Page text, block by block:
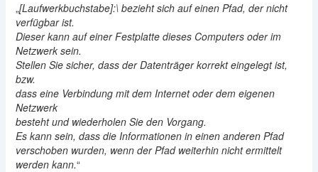
„[Laufwerkbuchstabe]:\ bezieht sich auf einen Pfad, der nicht
verfügbar ist.
Dieser kann auf einer Festplatte dieses Computers oder im
Netzwerk sein.
Stellen Sie sicher, dass der Datenträger korrekt eingelegt ist,
bzw.
dass eine Verbindung mit dem Internet oder dem eigenen
Netzwerk
besteht und wiederholen Sie den Vorgang.
Es kann sein, dass die Informationen in einen anderen Pfad
verschoben wurden, wenn der Pfad weiterhin nicht ermittelt
werden kann.“